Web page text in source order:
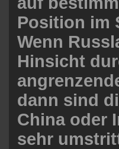
Position im
Wenn
Hinsicht
dann sind
China oder
sehr